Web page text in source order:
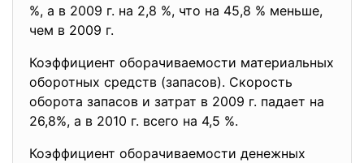
%, а в 2009 г. на 2,8 %, что на 45,8 % меньше,
чем в 2009 г.
Коэффициент оборачиваемости материальных
оборотных средств (запасов). Скорость
оборота запасов и затрат в 2009 г. падает на
26,8%, а в 2010 г. всего на 4,5 %.
Коэффициент оборачиваемости денежных